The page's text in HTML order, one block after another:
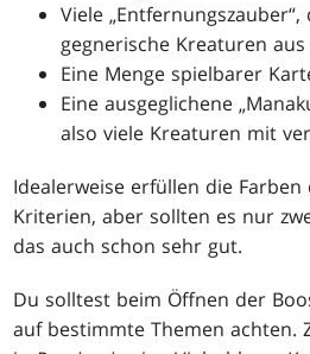
Viele
gegnerische Kreaturen
Eine Menge spielbarer
Eine ausgeglichene
also viele Kreaturen mit
Idealerweise erfüllen die
Kriterien, aber sollten es nur
das auch schon sehr gut.
Du solltest beim Öffnen der
auf bestimmte Themen achten.